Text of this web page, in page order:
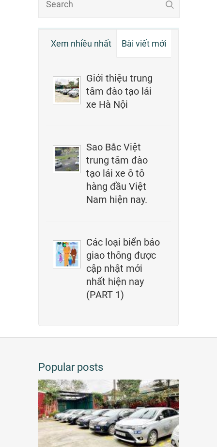
Xem nhiều nhất Bài viết mới
Giới thiệu trung
tâm đào tạo lái
xe Hà Nội
Sao Bắc Việt
trung tâm đào
tạo lái xe ô tô
hàng đầu Việt
Nam hiện nay.
Các loại biển báo
giao thông được
cập nhật mới
nhất hiện nay
(PART 1)
Popular posts